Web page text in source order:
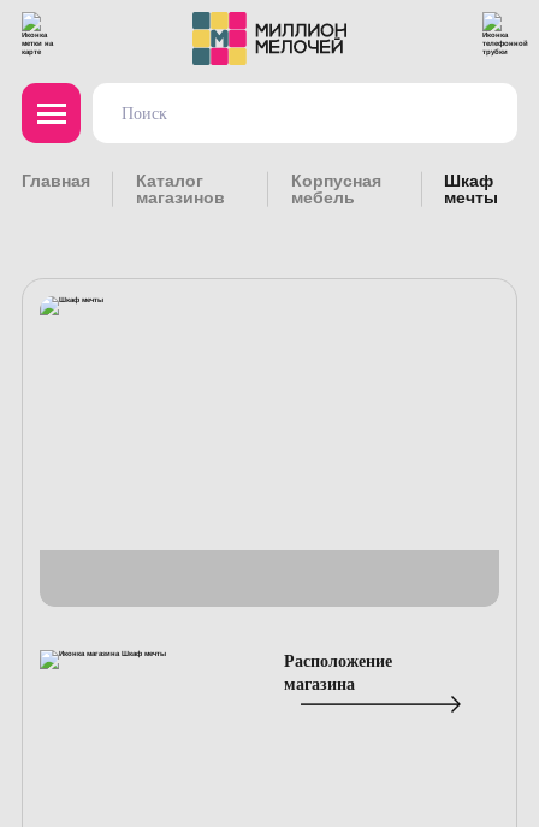
Главная
Каталог
магазинов
Корпусная
мебель
Шкаф
мечты
Расположение
магазина